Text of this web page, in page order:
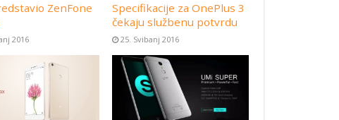
ZenFone
2016
Specifikacije za OnePlus 3
čekaju službenu potvrdu
25. Svibanj 2016